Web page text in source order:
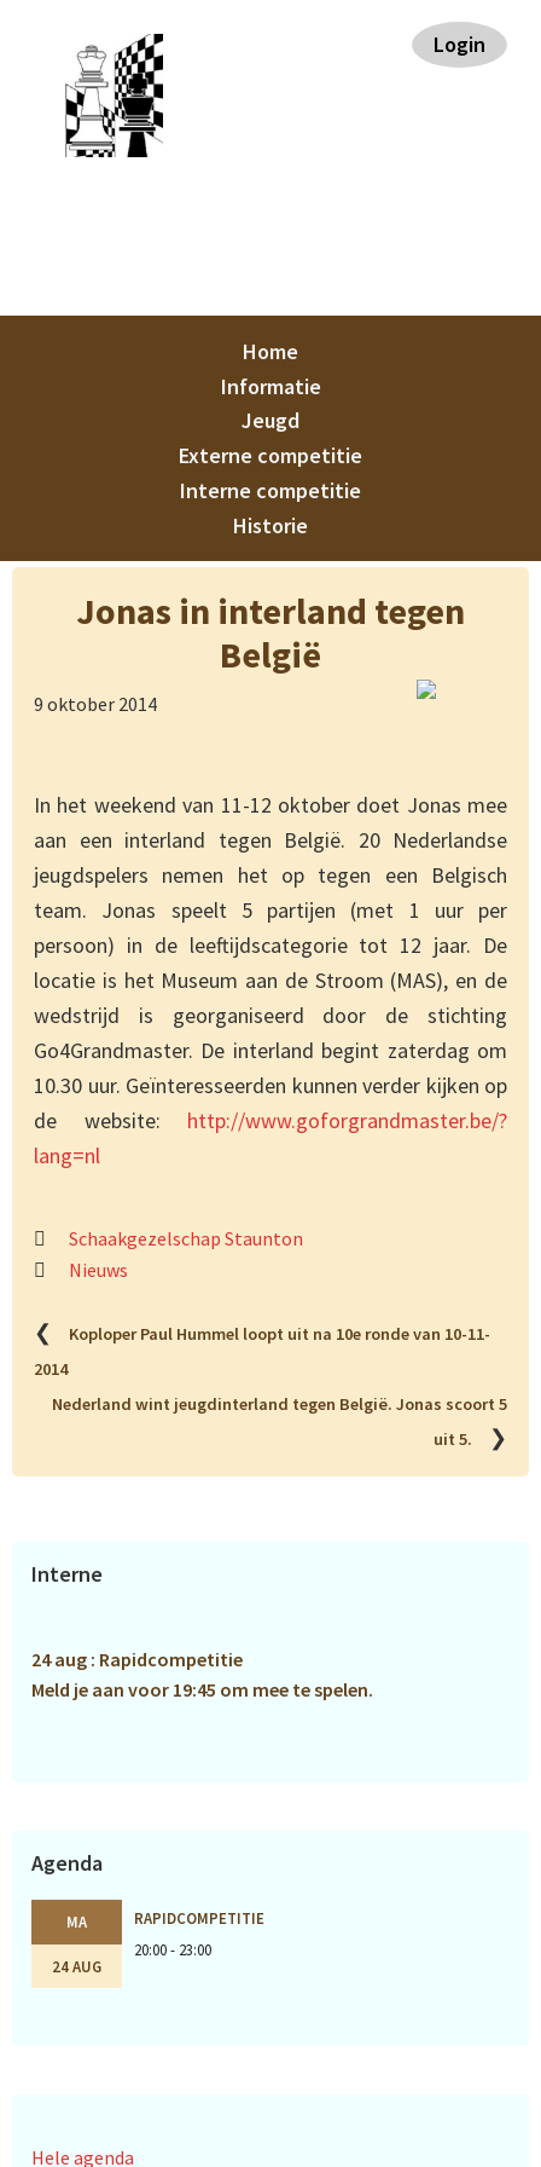
hoofdnavigatie
sidebar
voettekst
Login
Home
Informatie
Jeugd
Externe competitie
Interne competitie
Historie
Jonas in interland tegen
België
9 oktober 2014
In het weekend van 11-12 oktober doet Jonas mee
aan een interland tegen België. 20 Nederlandse
jeugdspelers nemen het op tegen een Belgisch
team. Jonas speelt 5 partijen (met 1 uur per
persoon) in de leeftijdscategorie tot 12 jaar. De
locatie is het Museum aan de Stroom (MAS), en de
wedstrijd is georganiseerd door de stichting
Go4Grandmaster. De interland begint zaterdag om
10.30 uur. Geïnteresseerden kunnen verder kijken op
de website: http://www.goforgrandmaster.be/?
lang=nl
Schaakgezelschap Staunton
Nieuws
❮
Koploper Paul Hummel loopt uit na 10e ronde van 10-11-
2014
Nederland wint jeugdinterland tegen België. Jonas scoort 5
uit 5.
❯
Primaire
Interne
24 aug : Rapidcompetitie
Meld je aan voor 19:45 om mee te spelen.
Agenda
MA
24 AUG
RAPIDCOMPETITIE
20:00 - 23:00
Hele agenda